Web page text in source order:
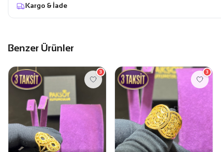
Kargo & İade
Benzer Ürünler
3 3